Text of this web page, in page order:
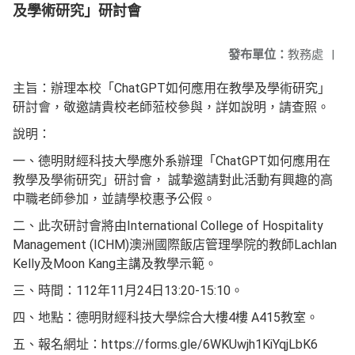
及學術研究」研討會
發布單位： 教務處 |
主旨：辦理本校「ChatGPT如何應用在教學及學術研究」
研討會，敬邀請貴校老師蒞校參與，詳如說明，請查照。
說明：
一、德明財經科技大學應外系辦理「ChatGPT如何應用在
教學及學術研究」研討會， 誠摯邀請對此活動有興趣的高
中職老師參加，並請學校惠予公假。
二、此次研討會將由International College of Hospitality
Management (ICHM)澳洲國際飯店管理學院的教師Lachlan
Kelly及Moon Kang主講及教學示範。
三、時間：112年11月24日13:20-15:10。
四、地點：德明財經科技大學綜合大樓4樓 A415教室。
五、報名網址：https://forms.gle/6WKUwjh1KiYqjLbK6